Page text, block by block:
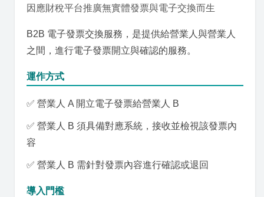
因應財稅平台推廣無實體發票與電子交換而生
B2B 電子發票交換服務，是提供給營業人與營業人
之間，進行電子發票開立與確認的服務。
運作方式
✅ 營業人 A 開立電子發票給營業人 B
✅ 營業人 B 須具備對應系統，接收並檢視該發票內
容
✅ 營業人 B 需針對發票內容進行確認或退回
導入門檻